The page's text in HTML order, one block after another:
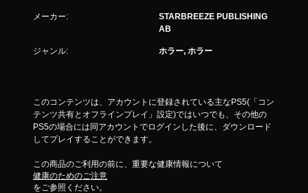
メーカー:
STARBREEZE PUBLISHING
AB
ジャンル: ホラー, ホラー
このコンテンツは、アカウントに登録されている主なPS5(「コン
テンツ共有とオフラインプレイ」設定)ではいつでも、その他の
PS5の場合には同アカウントでログインした後に、ダウンロード
してプレイすることができます。
この商品のご利用の前に、重要な健康情報について
健康のためのご注意
をご参照ください。